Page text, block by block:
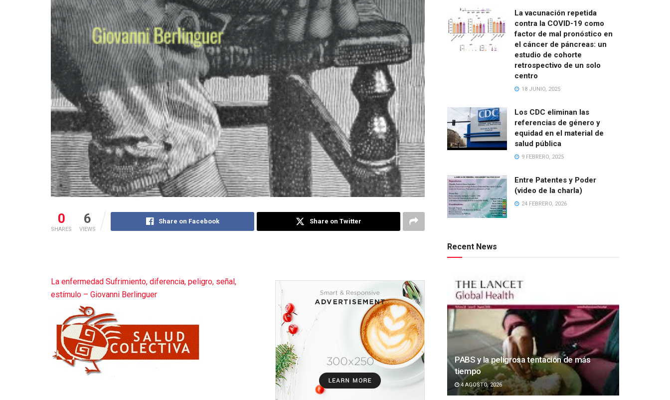
0
SHARES
6
VIEWS
Share on Facebook Share on Twitter
La enfermedad Sufrimiento, diferencia, peligro, señal,
estímulo – Giovanni Berlinguer
La vacunación repetida
contra la COVID-19 como
factor de mal pronóstico en
el cáncer de páncreas: un
estudio de cohorte
retrospectivo de un solo
centro
18 JUNIO, 2025
Los CDC eliminan las
referencias de género y
equidad en el material de
salud pública
9 FEBRERO, 2025
Entre Patentes y Poder
(video de la charla)
24 FEBRERO, 2026
Recent News
PABS y la peligrosa tentación de más
tiempo
4 AGOSTO, 2026